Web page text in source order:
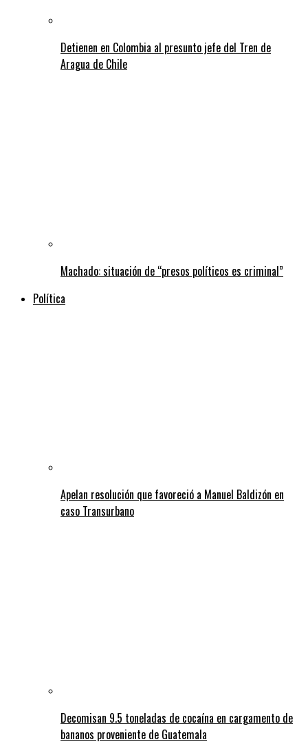
Detienen en Colombia al presunto jefe del Tren de
Aragua de Chile
Machado: situación de “presos políticos es criminal”
Política
Apelan resolución que favoreció a Manuel Baldizón en
caso Transurbano
Decomisan 9.5 toneladas de cocaína en cargamento de
bananos proveniente de Guatemala